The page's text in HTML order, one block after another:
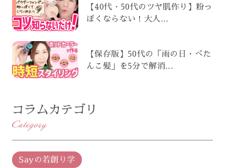
【40代・50代のツヤ肌作り】粉っ
ぽくならない！大人...
【保存版】50代の「雨の日・ぺた
んこ髪」を5分で解消...
コラムカテゴリ
Category
Sayの若創り学